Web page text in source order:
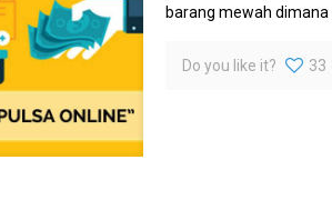
barang mewah
Do you like it? 33